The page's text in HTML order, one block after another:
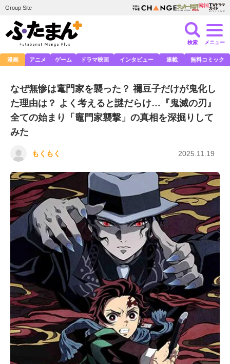
Group Site
検索 メニュー
漫画 アニメ ゲーム ドラマ映画 インタビュー 連載 無料コミック
なぜ無惨は竃門家を襲った？ 禰豆子だけが鬼化し
た理由は？ よく考えると謎だらけ…『鬼滅の刃』
全ての始まり「竈門家襲撃」の真相を深掘りして
みた
もくもく 2025.11.19